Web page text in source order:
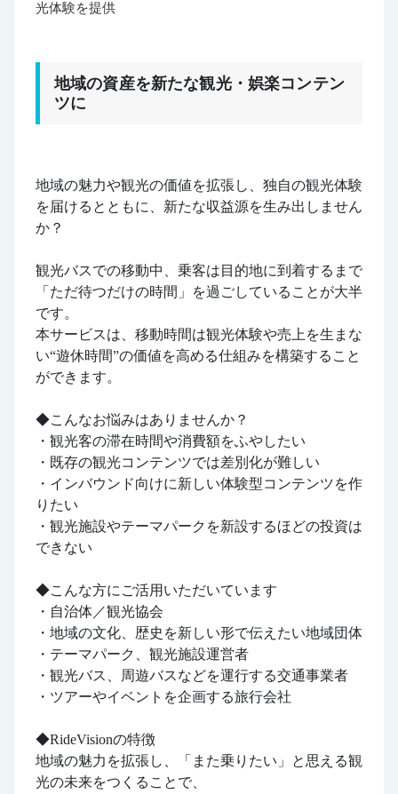
光体験を提供
地域の資産を新たな観光・娯楽コンテン
ツに
地域の魅力や観光の価値を拡張し、独自の観光体験
を届けるとともに、新たな収益源を生み出しません
か？
観光バスでの移動中、乗客は目的地に到着するまで
「ただ待つだけの時間」を過ごしていることが大半
です。
本サービスは、移動時間は観光体験や売上を生まな
い“遊休時間”の価値を高める仕組みを構築すること
ができます。
◆こんなお悩みはありませんか？
・観光客の滞在時間や消費額をふやしたい
・既存の観光コンテンツでは差別化が難しい
・インバウンド向けに新しい体験型コンテンツを作
りたい
・観光施設やテーマパークを新設するほどの投資は
できない
◆こんな方にご活用いただいています
・自治体／観光協会
・地域の文化、歴史を新しい形で伝えたい地域団体
・テーマパーク、観光施設運営者
・観光バス、周遊バスなどを運行する交通事業者
・ツアーやイベントを企画する旅行会社
◆RideVisionの特徴
地域の魅力を拡張し、「また乗りたい」と思える観
光の未来をつくることで、